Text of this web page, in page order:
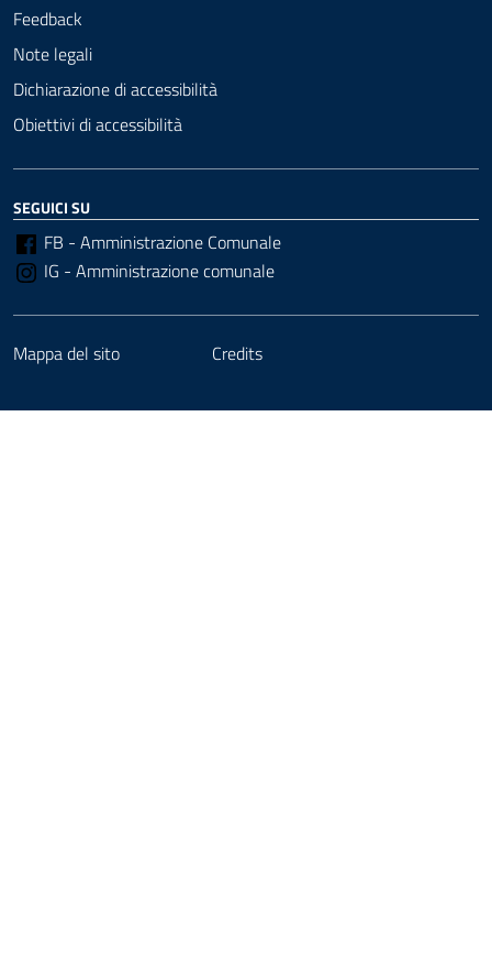
Feedback
Note legali
Dichiarazione di accessibilità
Obiettivi di accessibilità
SEGUICI SU
FB - Amministrazione Comunale
IG - Amministrazione comunale
Mappa del sito Credits